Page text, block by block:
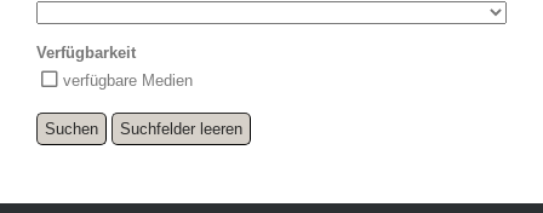
Verfügbarkeit
verfügbare Medien